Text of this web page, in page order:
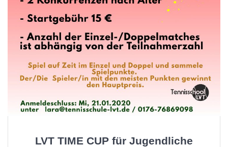
LVT TIME CUP für Jugendliche